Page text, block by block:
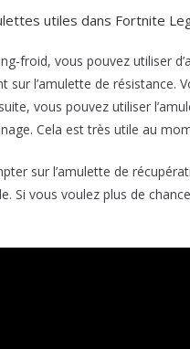
utiles dans Fortnite
froid, vous pouvez utiliser
sur l’amulette de résistance.
vous pouvez utiliser
Cela est très utile au
sur l’amulette de
Si vous voulez plus de